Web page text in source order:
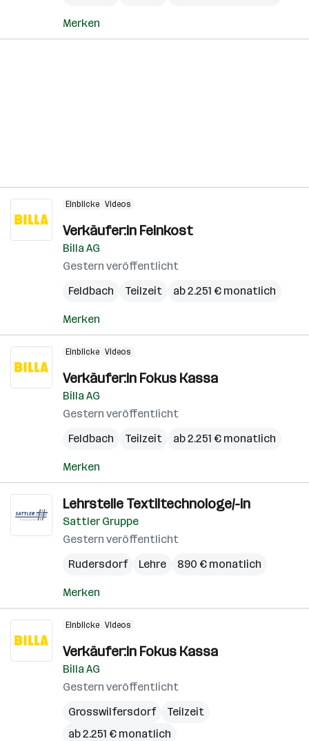
Merken
Einblicke Videos
Verkäufer:in Feinkost
Billa AG
Gestern veröffentlicht
Feldbach
Teilzeit ab 2.251 € monatlich
Merken
Einblicke Videos
Verkäufer:in Fokus Kassa
Billa AG
Gestern veröffentlicht
Feldbach
Teilzeit ab 2.251 € monatlich
Merken
Lehrstelle Textiltechnologe/-in
Sattler Gruppe
Gestern veröffentlicht
Rudersdorf
Lehre 890 € monatlich
Merken
Einblicke Videos
Verkäufer:in Fokus Kassa
Billa AG
Gestern veröffentlicht
Grosswilfersdorf
Teilzeit
ab 2.251 € monatlich